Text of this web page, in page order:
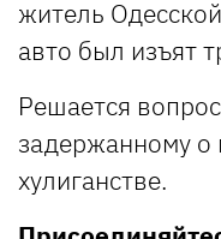
житель
авто был изъят
Решается
задержанному о
хулиганстве.